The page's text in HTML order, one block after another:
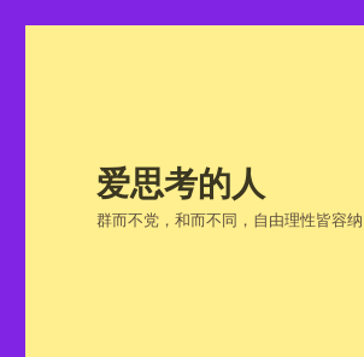
爱思考的人
群而不党，和而不同，自由理性皆容纳